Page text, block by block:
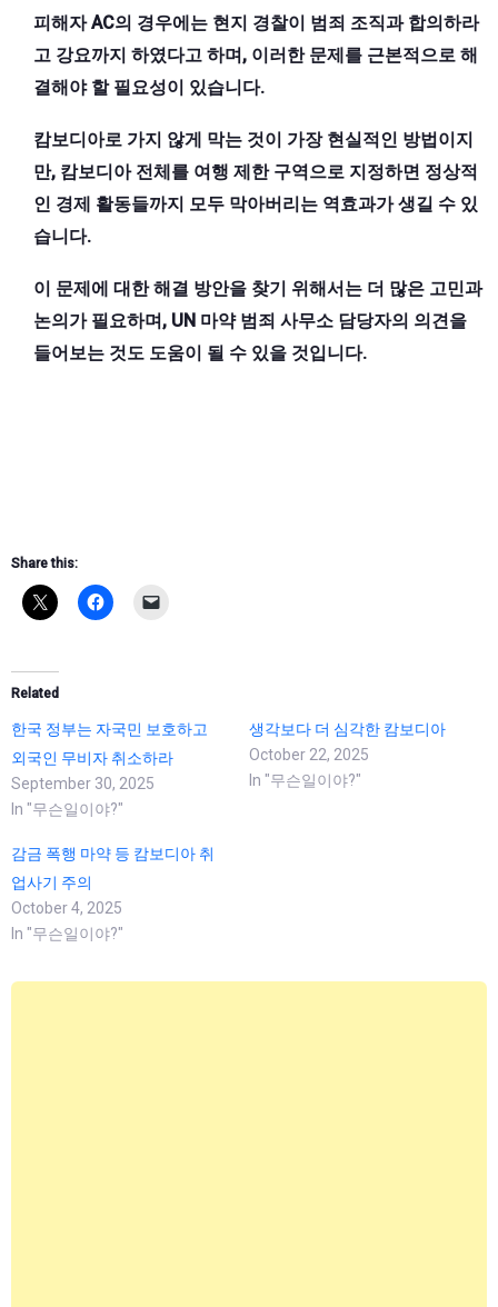
피해자 AC의 경우에는 현지 경찰이 범죄 조직과 합의하라
고 강요까지 하였다고 하며, 이러한 문제를 근본적으로 해
결해야 할 필요성이 있습니다.
캄보디아로 가지 않게 막는 것이 가장 현실적인 방법이지
만, 캄보디아 전체를 여행 제한 구역으로 지정하면 정상적
인 경제 활동들까지 모두 막아버리는 역효과가 생길 수 있
습니다.
이 문제에 대한 해결 방안을 찾기 위해서는 더 많은 고민과
논의가 필요하며, UN 마약 범죄 사무소 담당자의 의견을
들어보는 것도 도움이 될 수 있을 것입니다.
Share this:
Related
한국 정부는 자국민 보호하고
외국인 무비자 취소하라
September 30, 2025
In "무슨일이야?"
생각보다 더 심각한 캄보디아
October 22, 2025
In "무슨일이야?"
감금 폭행 마약 등 캄보디아 취
업사기 주의
October 4, 2025
In "무슨일이야?"